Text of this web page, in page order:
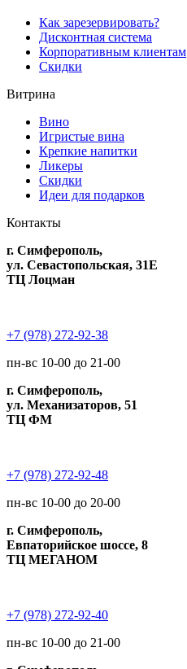
Как зарезервировать?
Дисконтная система
Корпоративным клиентам
Скидки
Витрина
Вино
Игристые вина
Крепкие напитки
Ликеры
Скидки
Идеи для подарков
Контакты
г. Симферополь,
ул. Севастопольская, 31Е
ТЦ Лоцман
+7 (978) 272-92-38
пн-вс 10-00 до 21-00
г. Симферополь,
ул. Механизаторов, 51
ТЦ ФМ
+7 (978) 272-92-48
пн-вс 10-00 до 20-00
г. Симферополь,
Евпаторийское шоссе, 8
ТЦ МЕГАНОМ
+7 (978) 272-92-40
пн-вс 10-00 до 21-00